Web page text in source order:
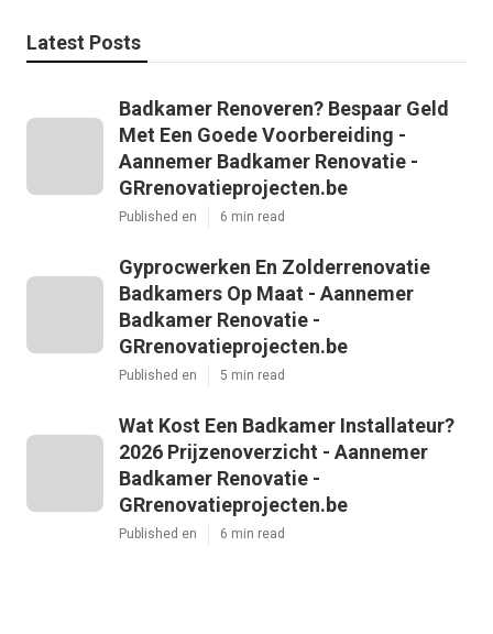
Latest Posts
Badkamer Renoveren? Bespaar Geld
Met Een Goede Voorbereiding -
Aannemer Badkamer Renovatie -
GRrenovatieprojecten.be
Published en 6 min read
Gyprocwerken En Zolderrenovatie
Badkamers Op Maat - Aannemer
Badkamer Renovatie -
GRrenovatieprojecten.be
Published en 5 min read
Wat Kost Een Badkamer Installateur?
2026 Prijzenoverzicht - Aannemer
Badkamer Renovatie -
GRrenovatieprojecten.be
Published en 6 min read